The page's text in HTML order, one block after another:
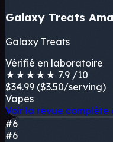
Galaxy Treats
Galaxy Treats
Vérifié en laboratoire
★ ★ ★ ★ ★ 7.9 /10
$34.99 ($3.50/serving)
Vapes
Voir la revue complète
#6
#6